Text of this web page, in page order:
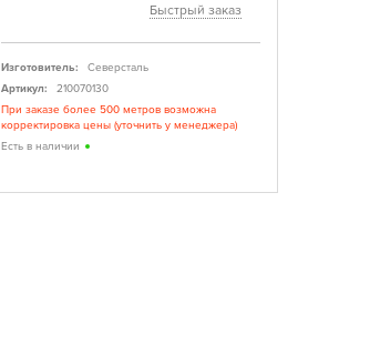
Быстрый заказ
Изготовитель:
Северсталь
Артикул:
210070130
При заказе более 500 метров возможна
корректировка цены (уточнить у менеджера)
Есть в наличии